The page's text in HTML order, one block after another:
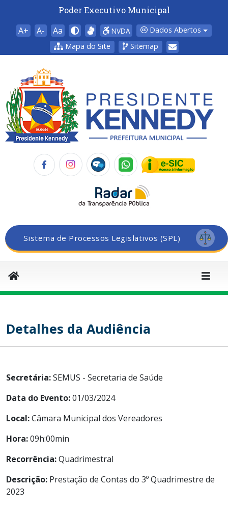
Poder Executivo Municipal
A+ A- Aa NVDA
Dados Abertos
Mapa do Site
Sitemap
Sistema de Processos Legislativos (SPL)
Detalhes da Audiência
Secretária:SEMUS - Secretaria de Saúde
Data do Evento:01/03/2024
Local:Câmara Municipal dos Vereadores
Hora:09h:00min
Recorrência:Quadrimestral
Descrição: Prestação de Contas do 3º Quadrimestre de
2023